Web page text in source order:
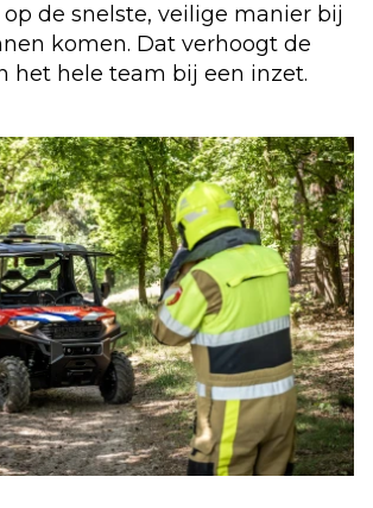
de snelste, veilige manier bij
komen. Dat verhoogt de
het hele team bij een inzet.